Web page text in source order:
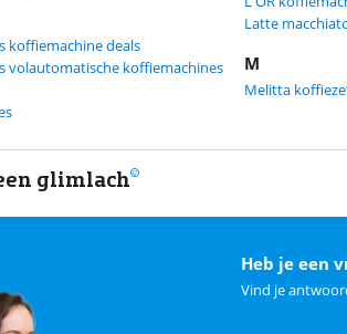
koffiemachine deals
volautomatische koffiemachines
Latte
M
Melitta
glimlach
Heb je een
Vind je